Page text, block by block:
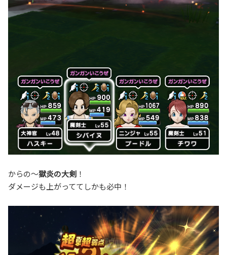
からの〜獄炎の大剣 ！
ダメージも上がっててしかも必中！